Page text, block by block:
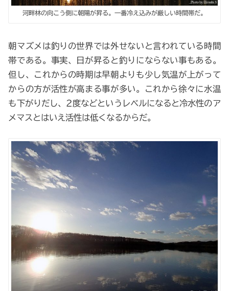
河畔林の向こう側に朝陽が昇る。一番冷え込みが厳しい時間帯だ。
朝マズメは釣りの世界では外せないと言われている時間
帯である。事実、日が昇ると釣りにならない事もある。
但し、これからの時期は早朝よりも少し気温が上がって
からの方が活性が高まる事が多い。これから徐々に水温
も下がりだし、2度などというレベルになると冷水性のア
メマスとはいえ活性は低くなるからだ。